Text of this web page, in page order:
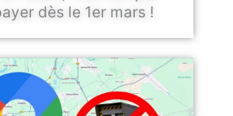
dès le 1er mars !